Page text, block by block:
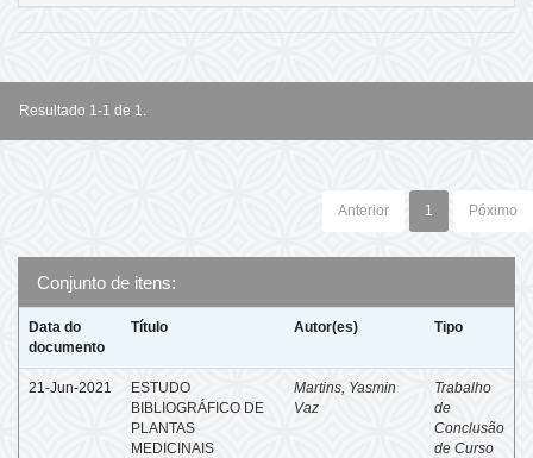
Resultado 1-1 de 1.
Anterior 1 Póximo
Conjunto de itens:
Data do
documento
Título Autor(es) Tipo
21-Jun-2021
ESTUDO
BIBLIOGRÁFICO DE
PLANTAS
MEDICINAIS
Martins, Yasmin
Vaz
Trabalho
de
Conclusão
de Curso